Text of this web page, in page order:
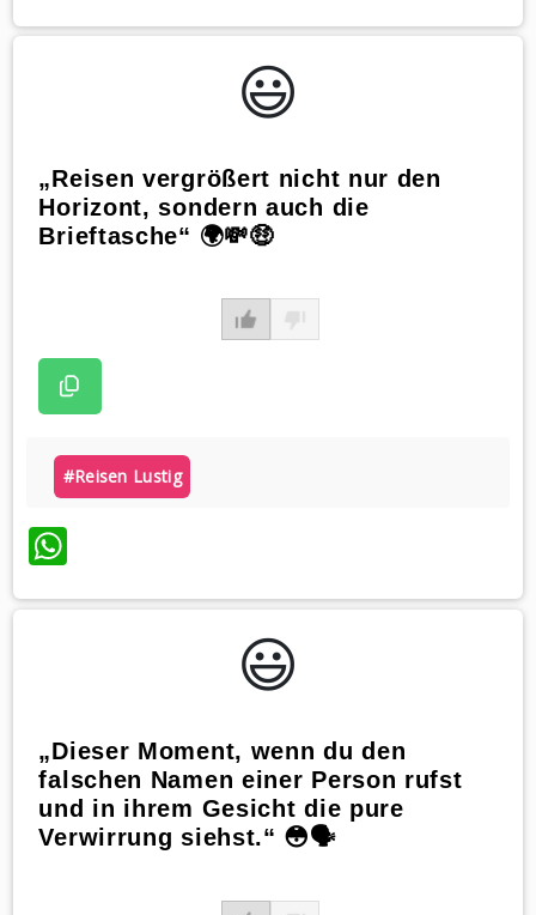
😃️
„Reisen vergrößert nicht nur den
Horizont, sondern auch die
Brieftasche“ 🌍💸🤑
#reisen Lustig
WhatsApp
😃️
„Dieser Moment, wenn du den
falschen Namen einer Person rufst
und in ihrem Gesicht die pure
Verwirrung siehst.“ 😳🗣